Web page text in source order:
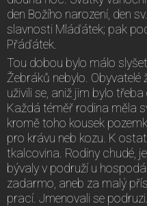
den Božího narození, den
slavnosti Mláďátek; pak
Přáďátek.
Tou dobou bylo málo
Žebráků nebylo. Obyvatelé
uživili se, aniž jim bylo
Každá téměř rodina měla
kromě toho kousek
pro krávu neb kozu. K
tkalcovina. Rodiny chudé,
bývaly v podruží u
zadarmo, aneb za malý
prací. Jmenovali se podruzi.